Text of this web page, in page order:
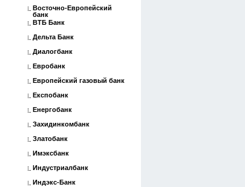
Восточно-Европейский
банк
ВТБ Банк
Дельта Банк
Диалогбанк
Евробанк
Европейский газовый банк
Експобанк
Енергобанк
Захидинкомбанк
Златобанк
Имэксбанк
Индустриалбанк
Индэкс-Банк